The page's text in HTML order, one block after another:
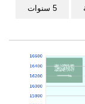
5 سنوات